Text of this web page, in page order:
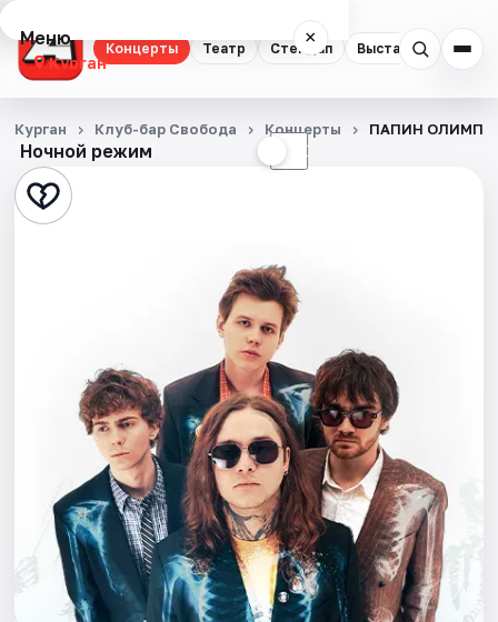
Концерты Театр Стендап Выставки
Меню ×
Курган
Концерты
Театр
Стендап
События
Площадки
Артисты
Рейтинги
Ночной режим ☾
Курган Клуб-бар Свобода Концерты ПАПИН